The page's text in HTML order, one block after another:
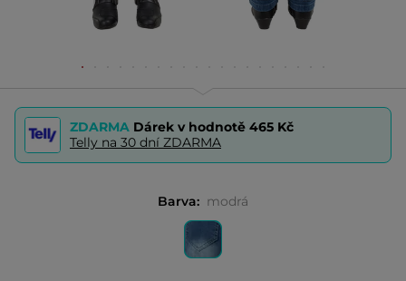
ZDARMA Dárek v hodnotě 465 Kč
Telly na 30 dní ZDARMA
Barva: modrá